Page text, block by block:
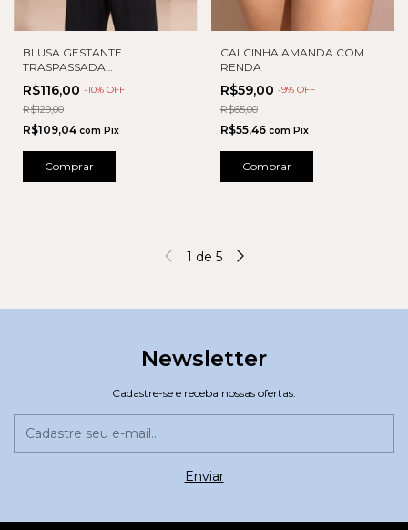
BLUSA GESTANTE
TRASPASSADA
AMAMENTAÇÃO
R$116,00 -10% OFF
R$129,00
R$109,04 com Pix
Comprar
CALCINHA AMANDA COM
RENDA
R$59,00 -9% OFF
R$65,00
R$55,46 com Pix
Comprar
1 de 5
Newsletter
Cadastre-se e receba nossas ofertas.